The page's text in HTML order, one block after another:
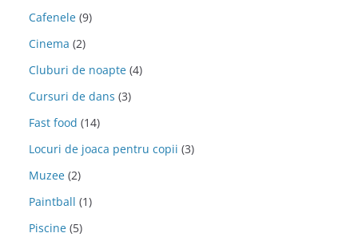
Cafenele (9)
Cinema (2)
Cluburi de noapte (4)
Cursuri de dans (3)
Fast food (14)
Locuri de joaca pentru copii (3)
Muzee (2)
Paintball (1)
Piscine (5)